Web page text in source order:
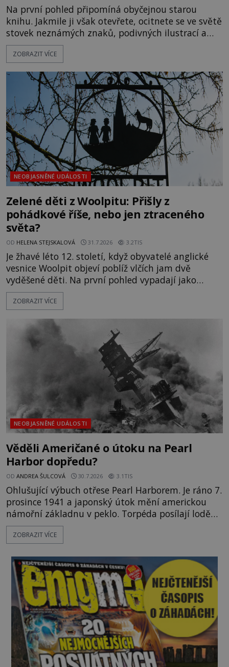
Na první pohled připomíná obyčejnou starou
knihu. Jakmile ji však otevřete, ocitnete se ve světě
stovek neznámých znaků, podivných ilustrací a
textu, který už téměř dvě století vzdoruje všem
pokusům o rozluštění. Rohoncský kodex patří mezi
jistotou neví, kdo jej napsal, kdy vznikl ani co
vlastně vypráví. Rohoncský kodex se poprvé
objevuje v roce
ZOBRAZIT VÍCE
NEOBJASNĚNÉ UDÁLOSTI
Zelené děti z Woolpitu: Přišly z
pohádkové říše, nebo jen ztraceného
světa?
OD HELENA STEJSKALOVÁ 31.7.2026 3.2TIS
Je žhavé léto 12. století, když obyvatelé anglické
vesnice Woolpit objeví poblíž vlčích jam dvě
vyděšené děti. Na první pohled vypadají jako
každé jiné, až na jednu děsivou výjimku. Jejich
kůže má nazelenalý odstín, mluví
kromě syrových bobů. Příběh se rychle stává
jednou z největších záhad středověké Anglie a ani
po téměř devíti stech letech není
ZOBRAZIT VÍCE
NEOBJASNĚNÉ UDÁLOSTI
Věděli Američané o útoku na Pearl
Harbor dopředu?
OD ANDREA ŠULCOVÁ 30.7.2026 3.1TIS
Ohlušující výbuch otřese Pearl Harborem. Je ráno 7.
prosince 1941 a japonský útok mění americkou
námořní základnu v peklo. Torpéda posílají lodě
ke dnu, hladinu pokrývá hořící nafta a začíná
jeden z nejosudovějších dnů 20. století. Všude
zahaluje kouř. Japonští letci se mohou radovat.
Svého nepřítele nachyt
ZOBRAZIT VÍCE